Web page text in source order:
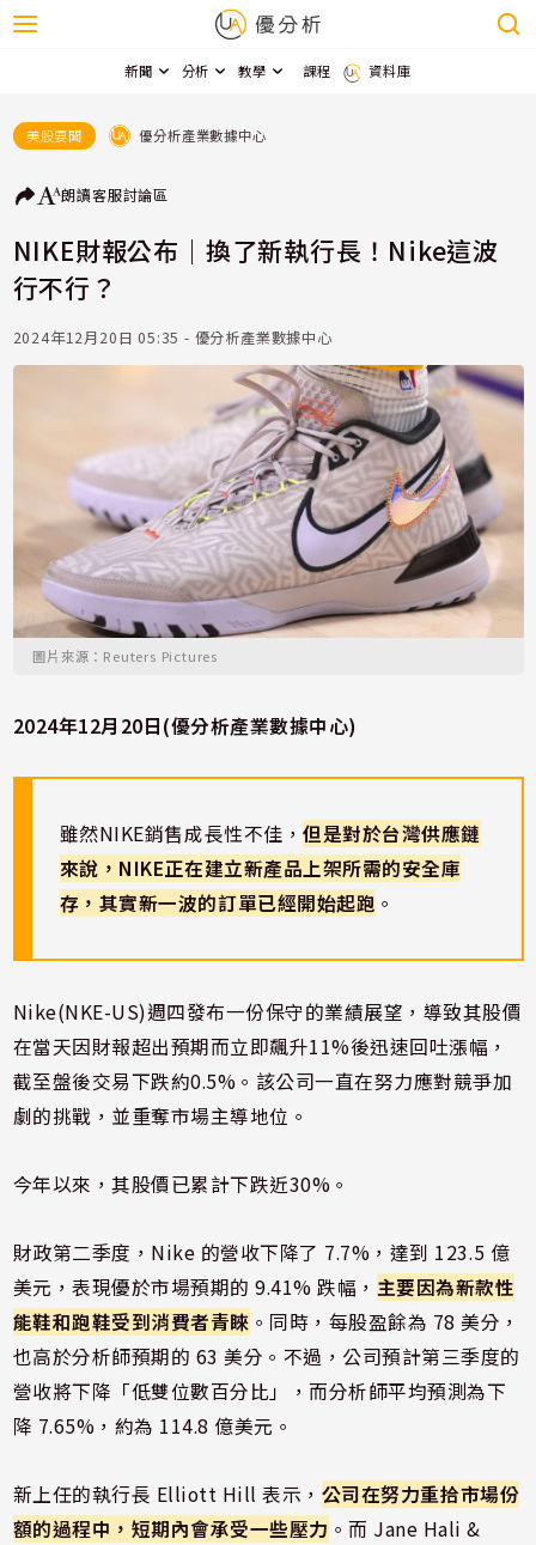
新聞 分析 教學 課程 資料庫
美股要聞 優分析產業數據中心
朗讀客服討論區
NIKE財報公布｜換了新執行長！Nike這波
行不行？
2024年12月20日 05:35 - 優分析產業數據中心
圖片來源：Reuters Pictures
2024年12月20日(優分析產業數據中心)
雖然NIKE銷售成長性不佳，但是對於台灣供應鏈
來說，NIKE正在建立新產品上架所需的安全庫
存，其實新一波的訂單已經開始起跑 。
Nike(NKE-US)週四發布一份保守的業績展望，導致其股價
在當天因財報超出預期而立即飆升11%後迅速回吐漲幅，
截至盤後交易下跌約0.5%。該公司一直在努力應對競爭加
劇的挑戰，並重奪市場主導地位。
今年以來，其股價已累計下跌近30%。
財政第二季度，Nike 的營收下降了 7.7%，達到 123.5 億
美元，表現優於市場預期的 9.41% 跌幅， 主要因為新款性
能鞋和跑鞋受到消費者青睞 。同時，每股盈餘為 78 美分，
也高於分析師預期的 63 美分。不過，公司預計第三季度的
營收將下降「低雙位數百分比」，而分析師平均預測為下
降 7.65%，約為 114.8 億美元。
新上任的執行長 Elliott Hill 表示， 公司在努力重拾市場份
額的過程中，短期內會承受一些壓力 。而 Jane Hali &